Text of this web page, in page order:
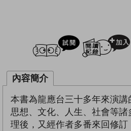
試閲
內容簡介
本書為龍應台三十多年來演講
思想、文化、人生、社會等
理後，又經作者多番來回修